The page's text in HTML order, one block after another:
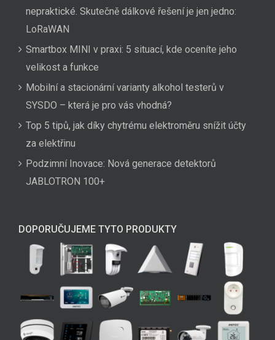
nepraktické. Skutečně dálkové řešení je jen jedno:
LoRaWAN
Smartbox MINI v praxi: 5 situací, kde oceníte jeho
velikost a funkce
Mobilní a stacionární varianty alkohol testerů v
SYSDO – která je pro vás vhodná?
Top 5 tipů, jak díky chytrému elektroměru snížit účty
za elektřinu
Podzimní Inovace: Nová generace detektorů
JABLOTRON 100+
DOPORUČUJEME TYTO PRODUKTY